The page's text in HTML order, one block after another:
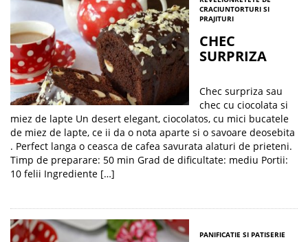
CRACIUNTORTURI SI
PRAJITURI
CHEC
SURPRIZA
Chec surpriza sau
chec cu ciocolata si
miez de lapte Un desert elegant, ciocolatos, cu mici bucatele
de miez de lapte, ce ii da o nota aparte si o savoare deosebita
. Perfect langa o ceasca de cafea savurata alaturi de prieteni.
Timp de preparare: 50 min Grad de dificultate: mediu Portii:
10 felii Ingrediente […]
PANIFICATIE SI PATISERIE